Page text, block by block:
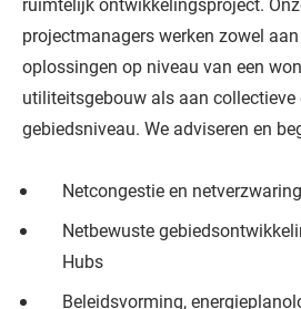
projectmanagers werken zowel
oplossingen op niveau van een
utiliteitsgebouw als aan
gebiedsniveau. We adviseren en
Netcongestie en
Netbewuste
Hubs
Beleidsvorming,